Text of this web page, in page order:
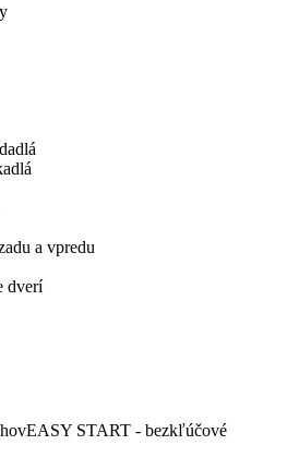
a vpredu
dverí
START - bezkľúčové